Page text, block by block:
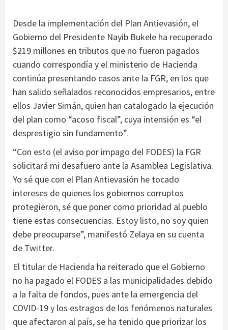
Desde la implementación del Plan Antievasión, el
Gobierno del Presidente Nayib Bukele ha recuperado
$219 millones en tributos que no fueron pagados
cuando correspondía y el ministerio de Hacienda
continúa presentando casos ante la FGR, en los que
han salido señalados reconocidos empresarios, entre
ellos Javier Simán, quien han catalogado la ejecución
del plan como “acoso fiscal”, cuya intensión es “el
desprestigio sin fundamento”.
“Con esto (el aviso por impago del FODES) la FGR
solicitará mi desafuero ante la Asamblea Legislativa.
Yo sé que con el Plan Antievasión he tocado
intereses de quienes los gobiernos corruptos
protegieron, sé que poner como prioridad al pueblo
tiene estas consecuencias. Estoy listo, no soy quien
debe preocuparse”, manifestó Zelaya en su cuenta
de Twitter.
El titular de Hacienda ha reiterado que el Gobierno
no ha pagado el FODES a las municipalidades debido
a la falta de fondos, pues ante la emergencia del
COVID-19 y los estragos de los fenómenos naturales
que afectaron al país, se ha tenido que priorizar los